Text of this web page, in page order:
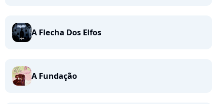
A Flecha Dos Elfos
A Fundação